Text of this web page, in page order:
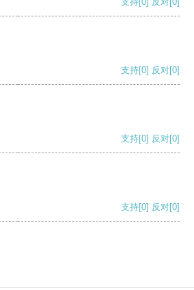
支持[0] 反对[0]
支持[0] 反对[0]
支持[0] 反对[0]